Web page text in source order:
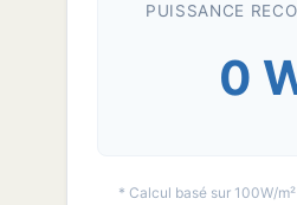
PUISSANCE
0
* Calcul basé sur 100W/